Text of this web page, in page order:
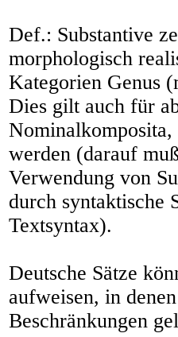
Def.: Substantive
morphologisch
Kategorien Genus
Dies gilt auch für
Nominalkomposita,
werden (darauf
Verwendung von
durch syntaktische
Textsyntax).
Deutsche Sätze
aufweisen, in
Beschränkungen